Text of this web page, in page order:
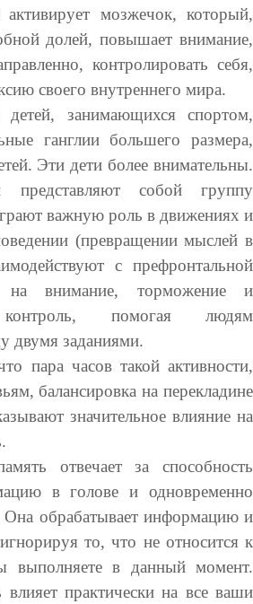
мозжечок, который,
долей, повышает внимание,
контролировать себя,
своего внутреннего мира.
занимающихся спортом,
ганглии большего размера,
Эти дети более внимательны.
представляют собой группу
важную роль в движениях и
(превращении мыслей в
с префронтальной
внимание, торможение и
контроль, помогая людям
двумя заданиями.
пара часов такой активности,
балансировка на перекладине
значительное влияние на
отвечает за способность
в голове и одновременно
Она обрабатывает информацию и
то, что не относится к
выполняете в данный момент.
влияет практически на все ваши